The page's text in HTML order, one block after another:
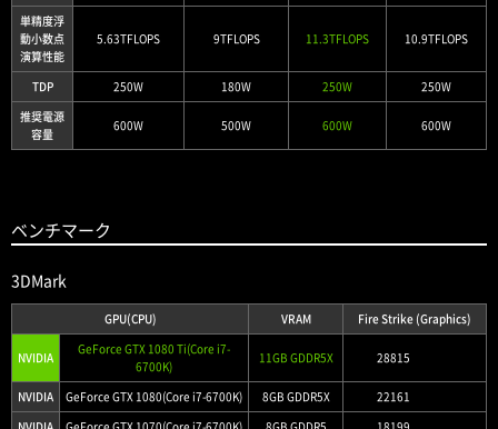
単精度浮
動小数点
演算性能
5.63TFLOPS 9TFLOPS 11.3TFLOPS 10.9TFLOPS
TDP 250W 180W 250W
250W
推奨電源
容量
600W 500W 600W 600W
ベンチマーク
3DMark
GPU(CPU) VRAM Fire Strike (Graphics)
NVIDIA
GeForce GTX 1080 Ti(Core i7-
6700K)
11GB GDDR5X 28815
NVIDIA GeForce GTX 1080(Core i7-6700K) 8GB GDDR5X
22161